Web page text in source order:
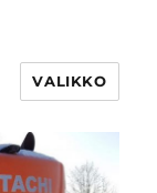
VALIKKO